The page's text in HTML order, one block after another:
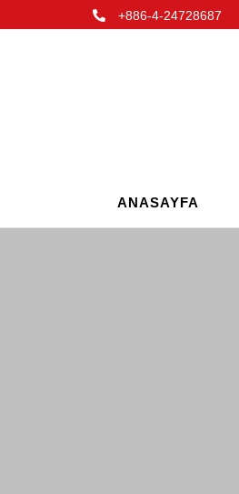
+886-4-24728687
ANASAYFA